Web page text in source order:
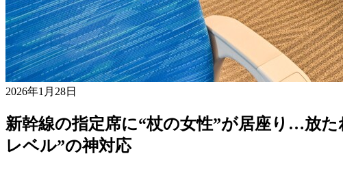
2026年1月28日
新幹線の指定席に“杖の女性”が居座り…放
レベル”の神対応